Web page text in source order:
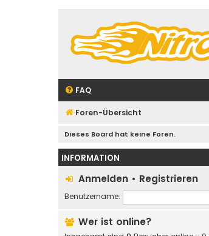
FAQ
Foren-Übersicht
Dieses Board hat keine Foren.
INFORMATION
Anmelden • Registrieren
Benutzername:
Wer ist online?